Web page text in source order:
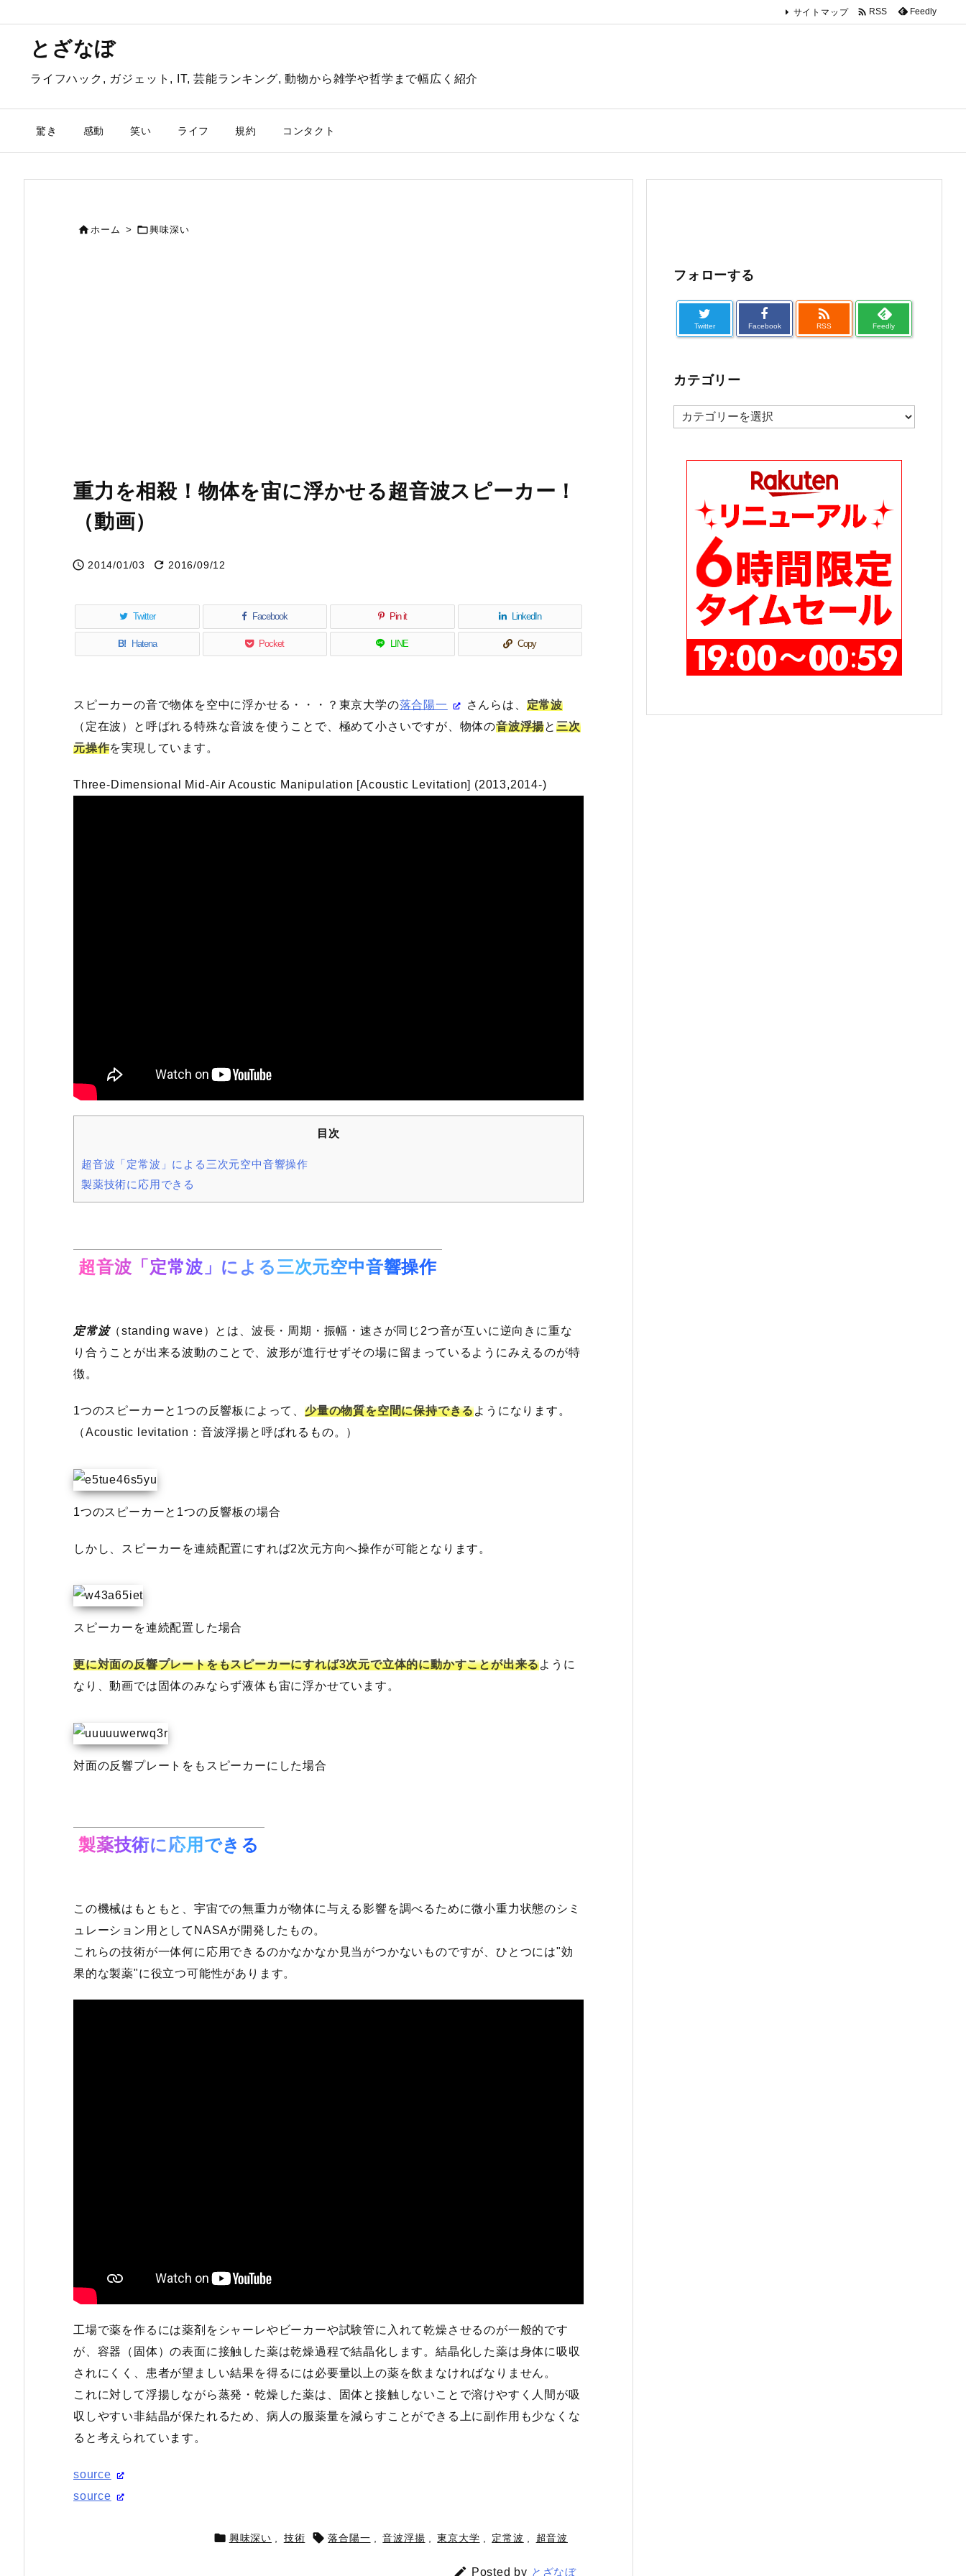
とざなぼ
ライフハック, ガジェット, IT, 芸能ランキング, 動物から雑学や哲学まで幅広く紹介
驚き 感動 笑い ライフ 規約 コンタクト
サイトマップ  RSS Feedly
ホーム > 興味深い
重力を相殺！物体を宙に浮かせる超音波スピーカー！
（動画）
 2014/01/03  2016/09/12
Twitter Facebook Pin it LinkedIn
B! Hatena Pocket LINE Copy
スピーカーの音で物体を空中に浮かせる・・・？東京大学の落合陽一 さんらは、 定常波
（定在波）と呼ばれる特殊な音波を使うことで、極めて小さいですが、物体の音波浮揚と三次
元操作を実現しています。
Three-Dimensional Mid-Air Acoustic Manipulation [Acoustic Levitation] (2013,2014-)
目次
超音波「定常波」による三次元空中音響操作
製薬技術に応用できる
超音波「定常波」による三次元空中音響操作
定常波（standing wave）とは、波長・周期・振幅・速さが同じ2つ音が互いに逆向きに重な
り合うことが出来る波動のことで、波形が進行せずその場に留まっているようにみえるのが特
徴。
1つのスピーカーと1つの反響板によって、 少量の物質を空間に保持できるようになります。
（Acoustic levitation：音波浮揚と呼ばれるもの。）
1つのスピーカーと1つの反響板の場合
しかし、スピーカーを連続配置にすれば2次元方向へ操作が可能となります。
スピーカーを連続配置した場合
更に対面の反響プレートをもスピーカーにすれば3次元で立体的に動かすことが出来るように
なり、動画では固体のみならず液体も宙に浮かせています。
対面の反響プレートをもスピーカーにした場合
製薬技術に応用できる
この機械はもともと、宇宙での無重力が物体に与える影響を調べるために微小重力状態のシミ
ュレーション用としてNASAが開発したもの。
これらの技術が一体何に応用できるのかなかなか見当がつかないものですが、ひとつには"効
果的な製薬"に役立つ可能性があります。
工場で薬を作るには薬剤をシャーレやビーカーや試験管に入れて乾燥させるのが一般的です
が、容器（固体）の表面に接触した薬は乾燥過程で結晶化します。結晶化した薬は身体に吸収
されにくく、患者が望ましい結果を得るには必要量以上の薬を飲まなければなりません。
これに対して浮揚しながら蒸発・乾燥した薬は、固体と接触しないことで溶けやすく人間が吸
収しやすい非結晶が保たれるため、病人の服薬量を減らすことができる上に副作用も少なくな
ると考えられています。
source
source
 興味深い 技術  落合陽一 音波浮揚 東京大学 定常波 超音波
 Posted by とざなぼ
フォローする
Twitter Facebook

RSS Feedly
カテゴリー
カ